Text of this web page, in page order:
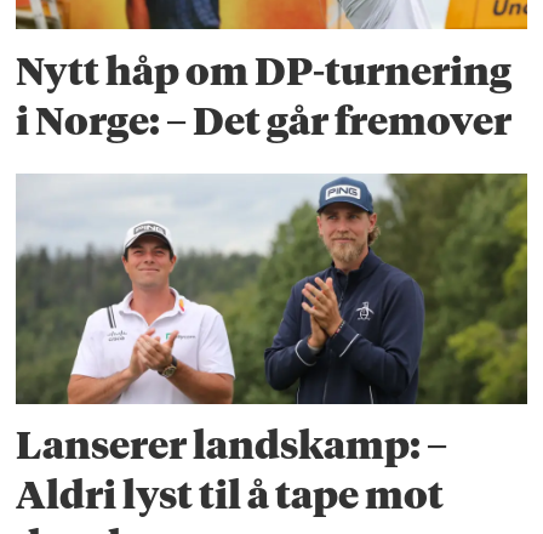
Nytt håp om DP-turnering
i Norge: – Det går fremover
Lanserer landskamp: –
Aldri lyst til å tape mot